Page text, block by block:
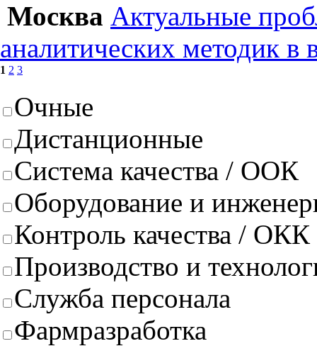
Москва Актуальные
аналитических методик в
1 2 3
Очные
Дистанционные
Система качества / ООК
Оборудование и
Контроль качества / ОКК
Производство и
Служба персонала
Фармразработка